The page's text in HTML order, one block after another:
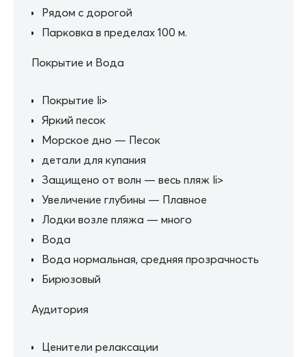
Рядом с дорогой
Парковка в пределах 100 м.
Покрытие и Вода
Покрытие li>
Яркий песок
Морское дно — Песок
детали для купания
Защищено от волн — весь пляж li>
Увеличение глубины — Плавное
Лодки возле пляжа — много
Вода
Вода нормальная, средняя прозрачность
Бирюзовый
Аудитория
Ценители релаксации